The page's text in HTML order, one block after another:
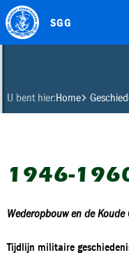
SGG
U bent hier:Home
1946-
Wederopbouw en de Koude
Tijdlijn militaire